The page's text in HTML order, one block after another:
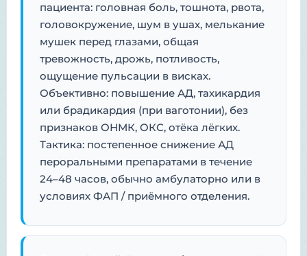
пациента: головная боль, тошнота, рвота,
головокружение, шум в ушах, мелькание
мушек перед глазами, общая
тревожность, дрожь, потливость,
ощущение пульсации в висках.
Объективно: повышение АД, тахикардия
или брадикардия (при ваготонии), без
признаков ОНМК, ОКС, отёка лёгких.
Тактика: постепенное снижение АД
пероральными препаратами в течение
24–48 часов, обычно амбулаторно или в
условиях ФАП / приёмного отделения.